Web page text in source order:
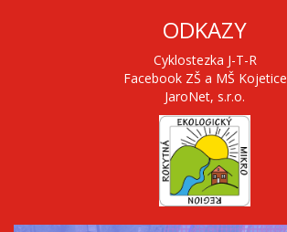
ODKAZY
Cyklostezka J-T-R
Facebook ZŠ a MŠ Kojetice
JaroNet, s.r.o.